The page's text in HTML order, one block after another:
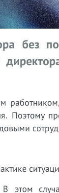
без
Поэтому
этом